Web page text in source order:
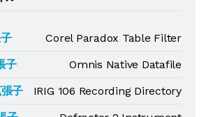
Corel Paradox Table Filter
子
Omnis Native Datafile
子
IRIG 106 Recording Directory